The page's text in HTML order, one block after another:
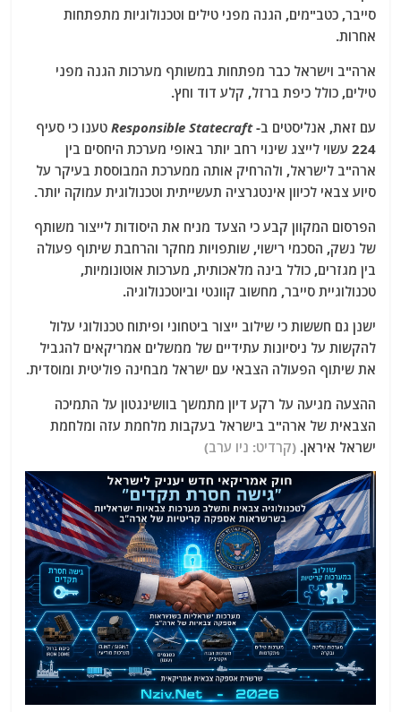
סייבר, כטב"מים, הגנה מפני טילים וטכנולוגיות מתפתחות
אחרות.
ארה"ב וישראל כבר מפתחות במשותף מערכות הגנה מפני
טילים, כולל כיפת ברזל, קלע דוד וחץ.
עם זאת, אנליסטים ב-Responsible Statecraft טענו כי סעיף
224 עשוי לייצג שינוי רחב יותר באופי מערכת היחסים בין
ארה"ב לישראל, ולהרחיק אותה ממערכת המבוססת בעיקר על
סיוע צבאי לכיוון אינטגרציה תעשייתית וטכנולוגית עמוקה יותר.
הפרסום המקוון קבע כי הצעד מניח את היסודות לייצור משותף
של נשק, הסכמי רישוי, שותפויות מחקר והרחבת שיתוף פעולה
בין מגזרים, כולל בינה מלאכותית, מערכות אוטונומיות,
טכנולוגיית סייבר, מחשוב קוונטי וביוטכנולוגיה.
ישנן גם חששות כי שילוב ייצור ביטחוני ופיתוח טכנולוגי עלול
להקשות על ניסיונות עתידיים של ממשלים אמריקאים להגביל
את שיתוף הפעולה הצבאי עם ישראל מבחינה פוליטית ומוסדית.
ההצעה מגיעה על רקע דיון מתמשך בוושינגטון על התמיכה
הצבאית של ארה"ב בישראל בעקבות מלחמת עזה ומלחמת
ישראל איראן.(קרדיט: ניו ערב)